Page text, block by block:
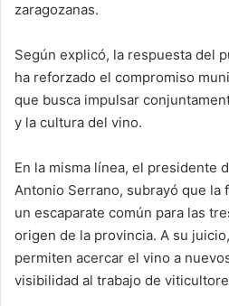
zaragozanas.
Según explicó, la respuesta del
ha reforzado el compromiso
que busca impulsar
y la cultura del vino.
En la misma línea, el presidente
Antonio Serrano, subrayó que la
un escaparate común para las
origen de la provincia. A su
permiten acercar el vino a
visibilidad al trabajo de